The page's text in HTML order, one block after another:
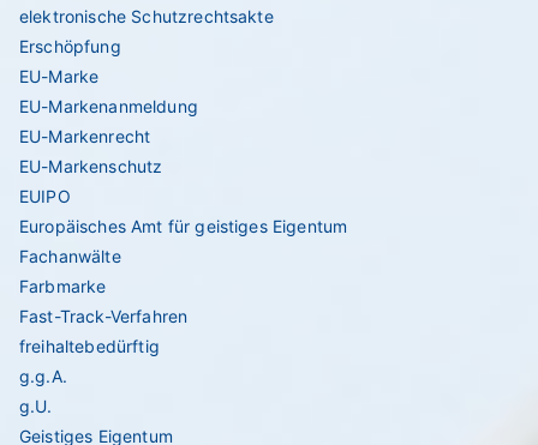
elektronische Schutzrechtsakte
Erschöpfung
EU-Marke
EU-Markenanmeldung
EU-Markenrecht
EU-Markenschutz
EUIPO
Europäisches Amt für geistiges Eigentum
Fachanwälte
Farbmarke
Fast-Track-Verfahren
freihaltebedürftig
g.g.A.
g.U.
Geistiges Eigentum